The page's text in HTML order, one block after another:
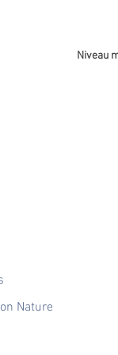
Niveau
Nature